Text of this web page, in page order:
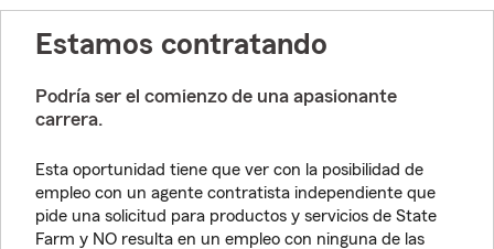
Estamos contratando
Podría ser el comienzo de una apasionante
carrera.
Esta oportunidad tiene que ver con la posibilidad de
empleo con un agente contratista independiente que
pide una solicitud para productos y servicios de State
Farm y NO resulta en un empleo con ninguna de las